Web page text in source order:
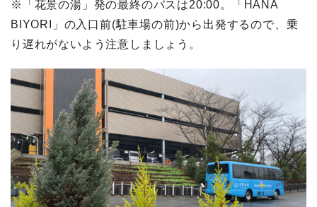
※「花景の湯」発の最終のバスは20:00。「HANA
BIYORI」の入口前(駐車場の前)から出発するので、乗
り遅れがないよう注意しましょう。